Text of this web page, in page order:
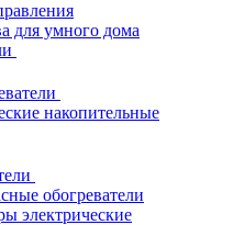
для умного дома
накопительные
обогреватели
электрические